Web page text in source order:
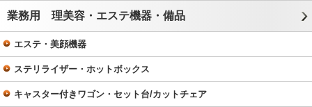
業務用 理美容・エステ機器・備品
エステ・美顔機器
ステリライザー・ホットボックス
キャスター付きワゴン・セット台/カットチェア